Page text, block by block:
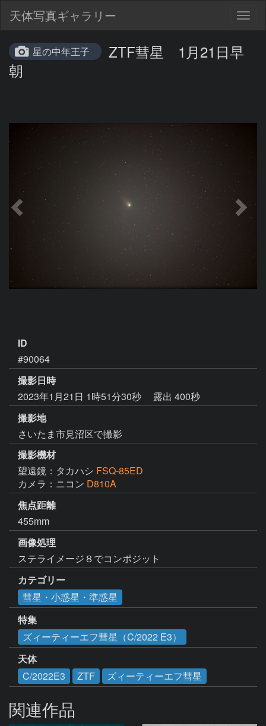
天体写真ギャラリー
星の中年王子
ZTF彗星 1月21日早
朝
ID
#90064
撮影日時
2023年1月21日 1時51分30秒
露出 400秒
撮影地
さいたま市見沼区で撮影
撮影機材
望遠鏡：タカハシ FSQ-85ED
カメラ：ニコン D810A
焦点距離
455mm
画像処理
ステライメージ８でコンポジット
カテゴリー
彗星・小惑星・準惑星
特集
ズィーティーエフ彗星（C/2022 E3）
天体
C/2022E3
ZTF ズィーティーエフ彗星
関連作品